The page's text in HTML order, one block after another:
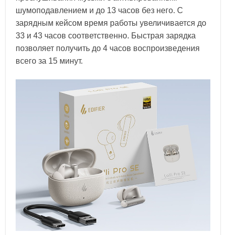
шумоподавлением и до 13 часов без него. С
зарядным кейсом время работы увеличивается до
33 и 43 часов соответственно. Быстрая зарядка
позволяет получить до 4 часов воспроизведения
всего за 15 минут.